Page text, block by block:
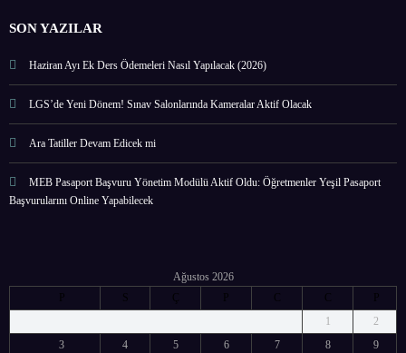
SON YAZILAR
Haziran Ayı Ek Ders Ödemeleri Nasıl Yapılacak (2026)
LGS’de Yeni Dönem! Sınav Salonlarında Kameralar Aktif Olacak
Ara Tatiller Devam Edicek mi
MEB Pasaport Başvuru Yönetim Modülü Aktif Oldu: Öğretmenler Yeşil Pasaport
Başvurularını Online Yapabilecek
Ağustos 2026
P
S Ç P C C
P
1
2
3
4 5 6 7 8
9